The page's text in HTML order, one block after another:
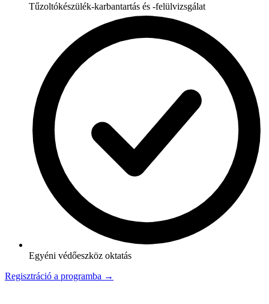
Tűzoltókészülék-karbantartás és -felülvizsgálat
Egyéni védőeszköz oktatás
Regisztráció a programba →